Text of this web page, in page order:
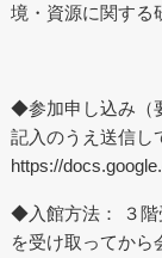
境・資源に関する
◆参加申し込み（
記入のうえ送信し
https://
◆入館方法： ３階
を受け取ってから